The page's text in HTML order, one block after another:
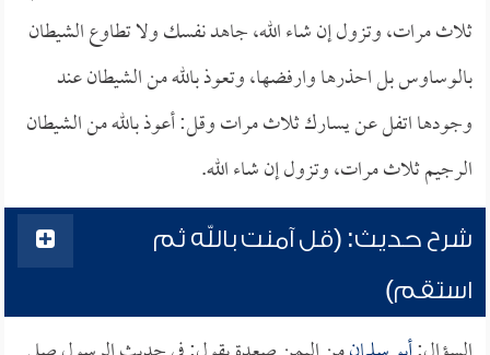
ثلاث مرات، وتزول إن شاء الله، جاهد نفسك ولا تطاوع الشيطان
بالوساوس بل احذرها وارفضها، وتعوذ بالله من الشيطان عند
وجودها اتفل عن يسارك ثلاث مرات وقل: أعوذ بالله من الشيطان
الرجيم ثلاث مرات، وتزول إن شاء الله.
شرح حديث: (قل آمنت بالله ثم
استقم)